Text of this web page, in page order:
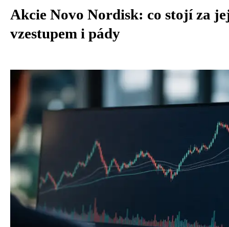
Akcie Novo Nordisk: co stojí za
vzestupem i pády